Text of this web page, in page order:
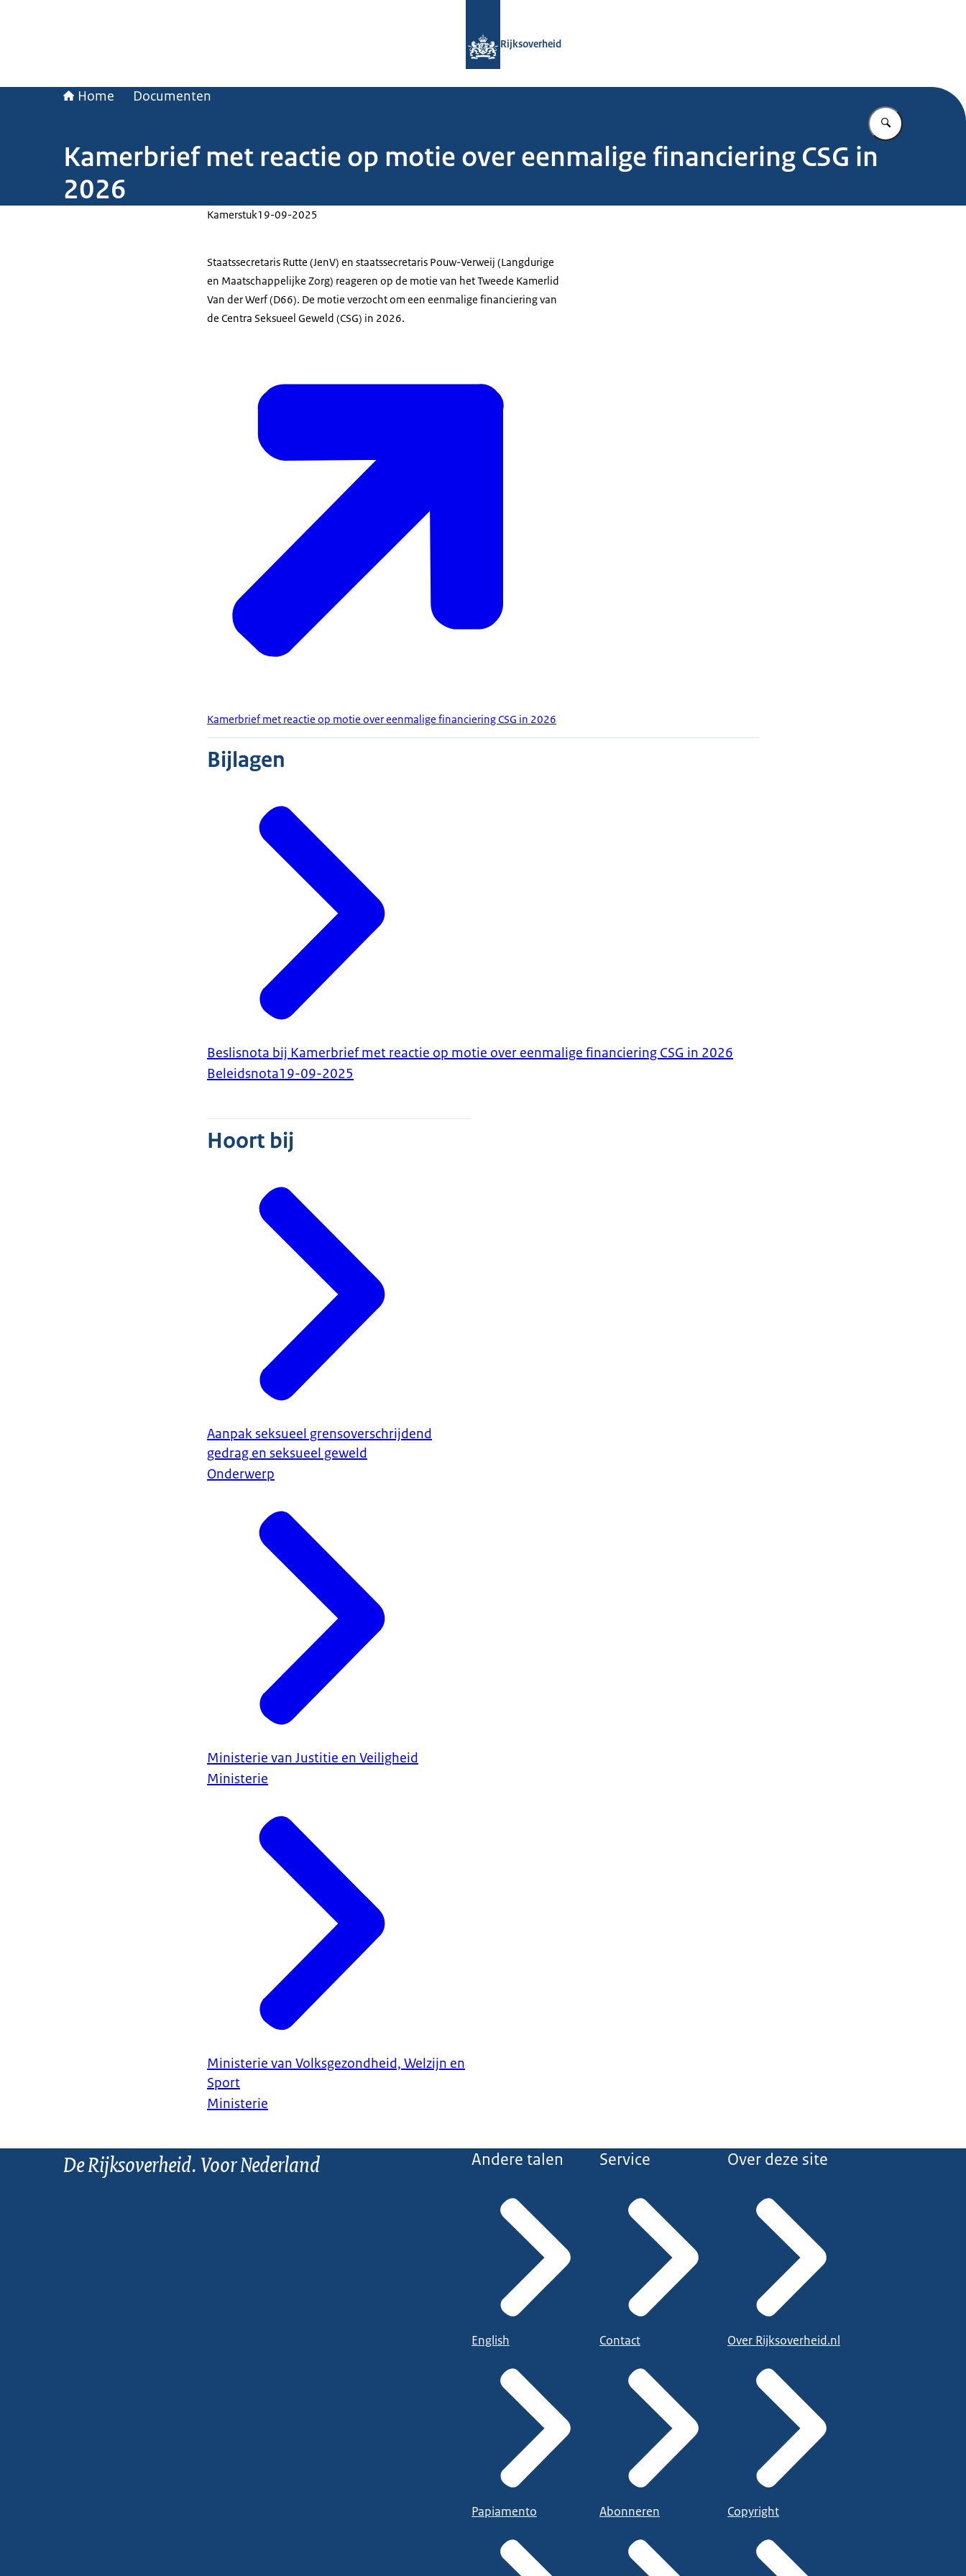
Rijksoverheid
Home Documenten
Vul in wat u
Kamerbrief met reactie op motie over eenmalige financiering CSG in
2026
Kamerstuk19-09-2025
Staatssecretaris Rutte (JenV) en staatssecretaris Pouw-Verweij (Langdurige
en Maatschappelijke Zorg) reageren op de motie van het Tweede Kamerlid
Van der Werf (D66). De motie verzocht om een eenmalige financiering van
de Centra Seksueel Geweld (CSG) in 2026.
Kamerbrief met reactie op motie over eenmalige financiering CSG in 2026
Bijlagen
Beslisnota bij Kamerbrief met reactie op motie over eenmalige financiering CSG in 2026
Beleidsnota19-09-2025
Hoort bij
Aanpak seksueel grensoverschrijdend
gedrag en seksueel geweld
Onderwerp
Ministerie van Justitie en Veiligheid
Ministerie
Ministerie van Volksgezondheid, Welzijn en
Sport
Ministerie
De Rijksoverheid. Voor Nederland Andere talen
English
Papiamento
Service
Contact
Abonneren
Over deze site
Over Rijksoverheid.nl
Copyright